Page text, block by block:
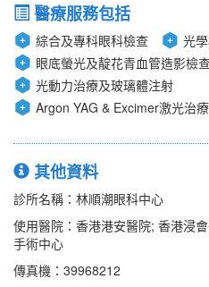
醫療服務包括
綜合及專科眼科檢查
光
眼底螢光及靛花青血管造影檢
光動力治療及玻璃體注射
Argon YAG & Excimer激光治療
其他資料
診所名稱：林順潮眼科中心
使用醫院：香港港安醫院; 香港浸
手術中心
傳真機：39968212